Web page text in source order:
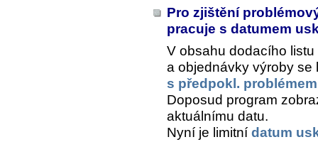
Pro zjištění
pracuje s datumem
V obsahu dodacího
a objednávky výroby
s předpokl.
Doposud program
aktuálnímu datu.
Nyní je limitní datum